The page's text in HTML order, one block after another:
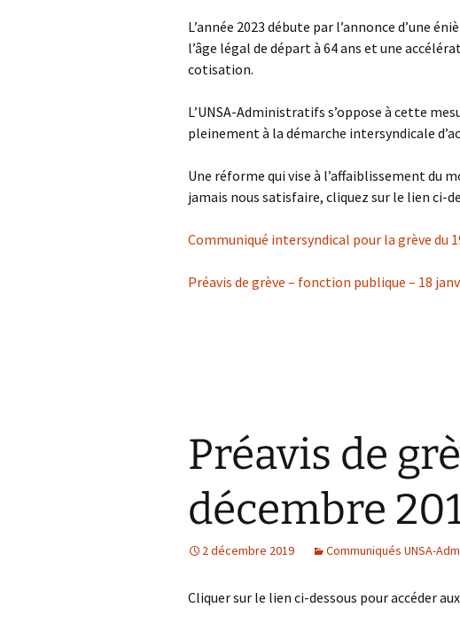
L’année 2023 débute par l’annonce d’une
l’âge légal de départ à 64 ans et une
cotisation.
L’UNSA-Administratifs s’oppose à cette
pleinement à la démarche intersyndicale
Une réforme qui vise à l’affaiblissement du
jamais nous satisfaire, cliquez sur le lien ci-
Communiqué intersyndical pour la grève du
Préavis de grève – fonction publique – 18
Préavis de
décembre
2 décembre 2019 Communiqués UNSA-
Cliquer sur le lien ci-dessous pour accéder